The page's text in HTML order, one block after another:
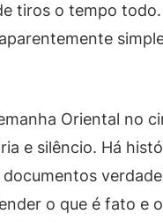
tiros o tempo
Oriental no
e silêncio. Há
o que é fato e